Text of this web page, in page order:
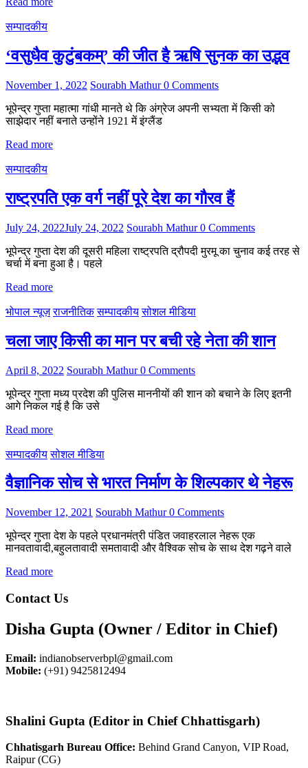
सम्पादकीय
‘वसुधैव कुटुंबकम्’ की जीत है ऋषि सुनक का उद्भव
November 1, 2022 Sourabh Mathur0 Comments
भूपेन्द्र गुप्ता महात्मा गांधी मानते थे कि अंग्रेज अपनी सभ्यता में किसी को
साझेदार नहीं बनाते उन्होंने 1921 में इंग्लैंड
Read more
सम्पादकीय
राष्ट्रपति एक वर्ग नहीं पूरे देश का गौरव हैं
July 24, 2022July 24, 2022 Sourabh Mathur0 Comments
भूपेन्द्र गुप्ता देश की दूसरी महिला राष्ट्रपति द्रौपदी मुरमू का चुनाव कई तरह से
चर्चा में बना हुआ है। पहले
Read more
भोपाल न्यूज़ राजनीतिक सम्पादकीय सोशल मीडिया
चला जाए किसी का मान पर बची रहे नेता की शान
April 8, 2022 Sourabh Mathur0 Comments
भूपेन्द्र गुप्ता मध्य प्रदेश की पुलिस माननीयों की शान को बचाने के लिए इतनी
आगे निकल गई है कि उसे
Read more
सम्पादकीय सोशल मीडिया
वैज्ञानिक सोच से भारत निर्माण के शिल्पकार थे नेहरू
November 12, 2021 Sourabh Mathur0 Comments
भूपेन्द्र गुप्ता देश के पहले प्रधानमंत्री पंडित जवाहरलाल नेहरू एक
मानवतावादी,बहुलतावादी समतावादी और वैश्विक सोच के साथ देश गढ़ने वाले
Read more
Contact Us
Disha Gupta (Owner / Editor in Chief)
Email: indianobserverbpl@gmail.com
Mobile: (+91) 9425812494
Shalini Gupta (Editor in Chief Chhattisgarh)
Chhatisgarh Bureau Office: Behind Grand Canyon, VIP Road,
Raipur (CG)